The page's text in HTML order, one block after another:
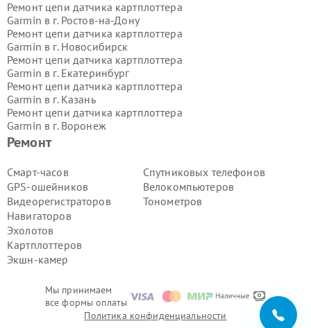
Мы принимаем
все формы оплаты
Ремонт
Смарт-часов
GPS-ошейников
Видеорегистраторов
Навигаторов
Эхолотов
Картплоттеров
Экшн-камер
Спутниковых телефонов
Велокомпьютеров
Тонометров
Ремонт цепи датчика картплоттера
Garmin в г. Ростов-на-Дону
Ремонт цепи датчика картплоттера
Garmin в г. Новосибирск
Ремонт цепи датчика картплоттера
Garmin в г. Екатеринбург
Ремонт цепи датчика картплоттера
Garmin в г. Казань
Ремонт цепи датчика картплоттера
Garmin в г. Воронеж
Ремонт цепи датчика картплоттера
Garmin в г.
Garmin в г.Самара
Ремонт цепи датчика картплоттера
Garmin в г.Пермь
Ремонт цепи датчика картплоттера
Garmin в г.
Ремонт цепи датчика картплоттера
Garmin в г.Ижевск
Ремонт цепи датчика картплоттера
Garmin в г.
Ремонт цепи датчика картплоттера
Garmin в г. Тюмень
Ремонт цепи датчика картплоттера
Политика конфиденциальности